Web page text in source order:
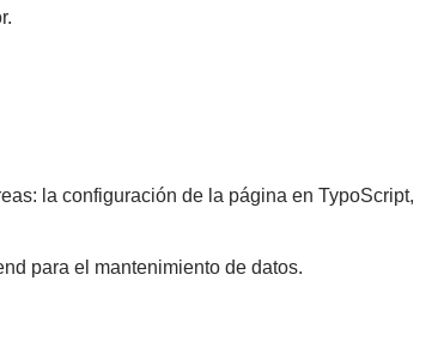
la configuración de la página en TypoScript,
para el mantenimiento de datos.